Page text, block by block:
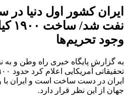
ایران کشور اول دنیا
نفت
وجود تحریم‌ها
به گزارش پایگاه خبری راه وطن و به
ایران در دست ساخت است و ایران با
جهان از این نظر قرار دارد.